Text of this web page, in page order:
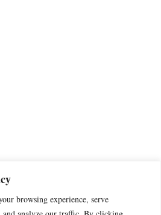
browsing experience, serve